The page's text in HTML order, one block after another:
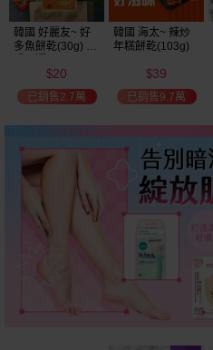
奧利奧~迷你巧克
力夾心餅乾
美式賣場熱銷
$10
已銷售10.5萬
LANGULY 伊藤先
生~夾心餅乾(1盒
$70
已銷售1.4萬